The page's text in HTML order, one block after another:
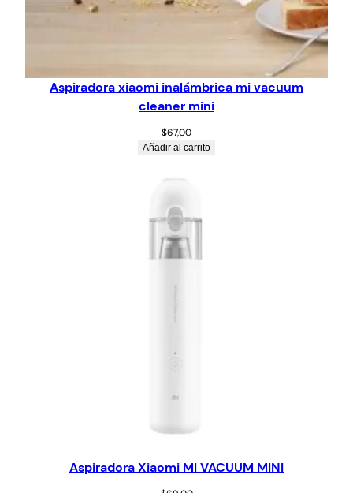
Aspiradora xiaomi inalámbrica mi vacuum
cleaner mini
$67,00
Añadir al carrito
Aspiradora Xiaomi MI VACUUM MINI